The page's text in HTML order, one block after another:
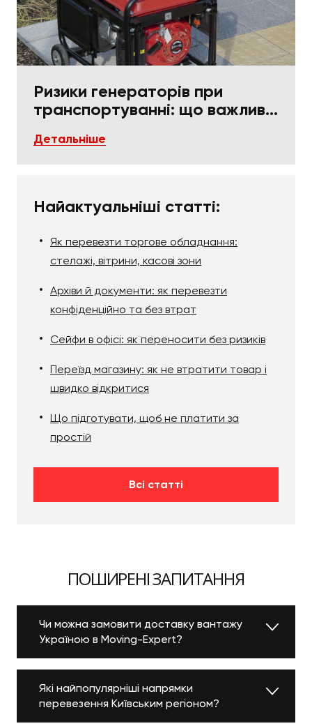
Ризики генераторів при
транспортуванні: що важливо
Детальніше
Найактуальніші статті:
Як перевезти торгове обладнання:
стелажі, вітрини, касові зони
Архіви й документи: як перевезти
конфіденційно та без втрат
Сейфи в офісі: як переносити без ризиків
Переїзд магазину: як не втратити товар і
швидко відкритися
Що підготувати, щоб не платити за
простій
Всі статті
ПОШИРЕНІ ЗАПИТАННЯ
Чи можна замовити доставку вантажу
Україною в Moving-Expert?
Які найпопулярніші напрямки
перевезення Київським регіоном?